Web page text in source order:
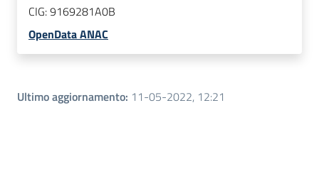
CIG:9169281A0B
OpenData ANAC
Ultimo aggiornamento: 11-05-2022, 12:21